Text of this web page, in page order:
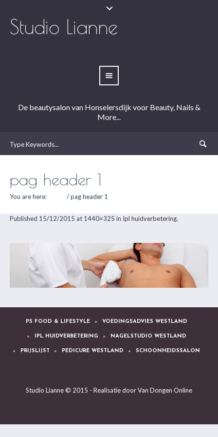
Studio Lianne
De beautysalon van Honselersdijk voor Beauty, Nails &
More...
pag header 1
You are here: /pag header 1
Published 15/12/2015 at 1440×325 in Ipl huidverbetering.
PS FOOD & LIFESTYLE VOEDINGSADVIES WESTLAND
IPL HUIDVERBETERING NAGELSTUDIO WESTLAND
PRIJSLIJST PEDICURE WESTLAND SCHOONHEIDSSALON
Studio Lianne © 2015 - Realisatie doorVan Dongen Online